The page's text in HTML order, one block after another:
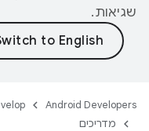
שגיאות.
Android Developers
מדריכים